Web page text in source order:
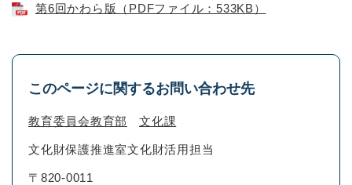
第6回かわら版（PDFファイル：533KB）
このページに関するお問い合わせ先
教育委員会教育部 文化課
文化財保護推進室文化財活用担当
〒820-0011